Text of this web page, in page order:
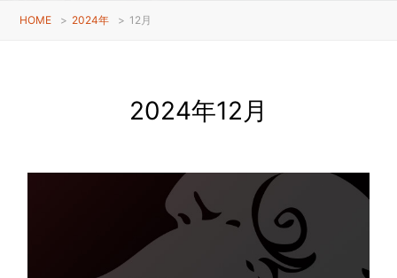
HOME > 2024年 > 12月
2024年12月